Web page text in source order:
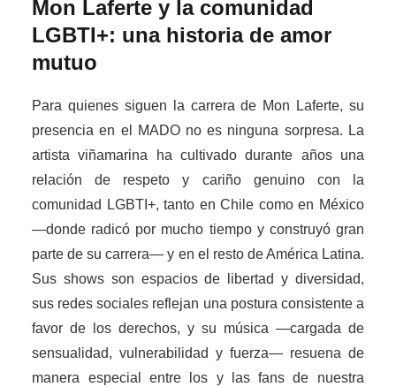
Mon Laferte y la comunidad
LGBTI+: una historia de amor
mutuo
Para quienes siguen la carrera de Mon Laferte, su
presencia en el MADO no es ninguna sorpresa. La
artista viñamarina ha cultivado durante años una
relación de respeto y cariño genuino con la
comunidad LGBTI+, tanto en Chile como en México
—donde radicó por mucho tiempo y construyó gran
parte de su carrera— y en el resto de América Latina.
Sus shows son espacios de libertad y diversidad,
sus redes sociales reflejan una postura consistente a
favor de los derechos, y su música —cargada de
sensualidad, vulnerabilidad y fuerza— resuena de
manera especial entre los y las fans de nuestra